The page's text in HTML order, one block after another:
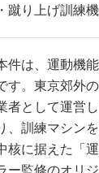
蹴り上げ訓練機
件は、運動機
す。東京郊外
者として運営
、訓練マシン
核に据えた「
ー監修のオリ